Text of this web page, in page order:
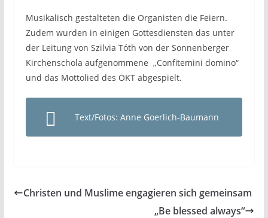
Musikalisch gestalteten die Organisten die Feiern.
Zudem wurden in einigen Gottesdiensten das unter
der Leitung von Szilvia Tóth von der Sonnenberger
Kirchenschola aufgenommene „Confitemini domino“
und das Mottolied des ÖKT abgespielt.
Text/Fotos: Anne Goerlich-Baumann
Christen und Muslime engagieren sich gemeinsam
„Be blessed always“